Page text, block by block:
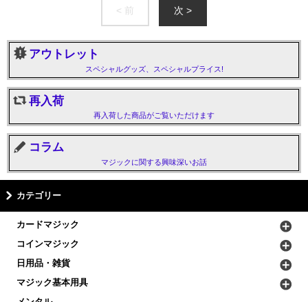
< 前 次 >
アウトレット
スペシャルグッズ、スペシャルプライス!
再入荷
再入荷した商品がご覧いただけます
コラム
マジックに関する興味深いお話
カテゴリー
カードマジック
コインマジック
日用品・雑貨
マジック基本用具